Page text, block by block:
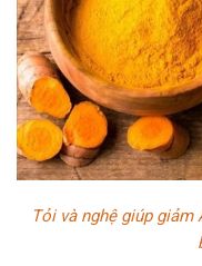
Tỏi và nghệ giúp giảm